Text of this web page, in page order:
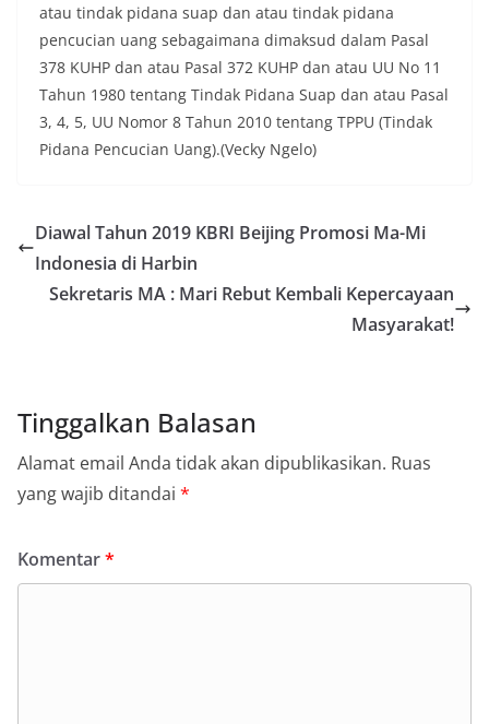
atau tindak pidana suap dan atau tindak pidana
pencucian uang sebagaimana dimaksud dalam Pasal
378 KUHP dan atau Pasal 372 KUHP dan atau UU No 11
Tahun 1980 tentang Tindak Pidana Suap dan atau Pasal
3, 4, 5, UU Nomor 8 Tahun 2010 tentang TPPU (Tindak
Pidana Pencucian Uang).(Vecky Ngelo)
Diawal Tahun 2019 KBRI Beijing Promosi Ma-Mi
Indonesia di Harbin
Sekretaris MA : Mari Rebut Kembali Kepercayaan
Masyarakat!
Tinggalkan Balasan
Alamat email Anda tidak akan dipublikasikan. Ruas
yang wajib ditandai *
Komentar*